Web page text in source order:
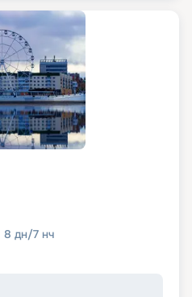
8 дн/7 нч